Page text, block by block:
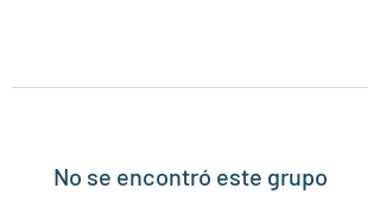
No se encontró este grupo